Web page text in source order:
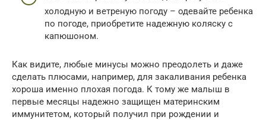
холодную и ветреную погоду – одевайте ребенка
по погоде, приобретите надежную коляску с
капюшоном.
Как видите, любые минусы можно преодолеть и даже
сделать плюсами, например, для закаливания ребенка
хороша именно плохая погода. К тому же малыш в
первые месяцы надежно защищен материнским
иммунитетом, который получил при рождении и